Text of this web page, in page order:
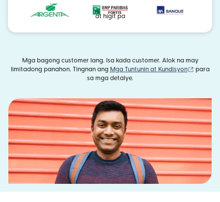
at higit pa
Mga bagong customer lang. Isa kada customer. Alok na may
limitadong panahon. Tingnan ang Mga Tuntunin at Kundisyon
para
sa mga detalye.